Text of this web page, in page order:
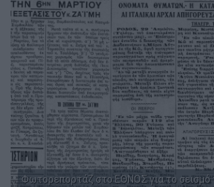
Φωτορεπορτάζ στο ΕΘΝΟΣ για το